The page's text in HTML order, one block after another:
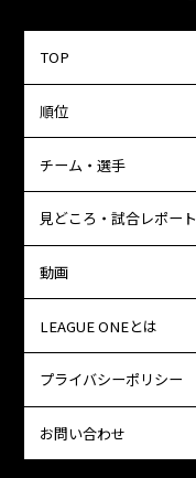
TOP
順位
チーム・選手
見どころ・試合レポート
動画
LEAGUE ONEとは
プライバシーポリシー
お問い合わせ